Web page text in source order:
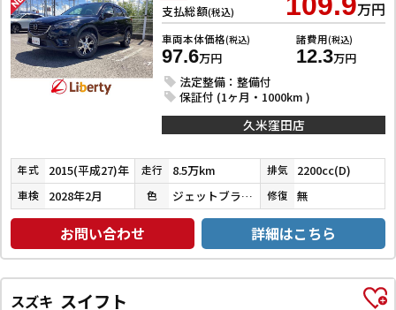
支払総額(税込) 万円
車両本体価格(税込)
97.6万円
諸費用(税込)
12.3万円
法定整備：整備付
保証付 (1ヶ月・1000km )
久米窪田店
年式 2015(平成27)年 走行 8.5万km 排気 2200cc(D)
車検 2028年2月 色 ジェットブラックマイカ 修復 無
お問い合わせ 詳細はこちら
スズキ スイフト